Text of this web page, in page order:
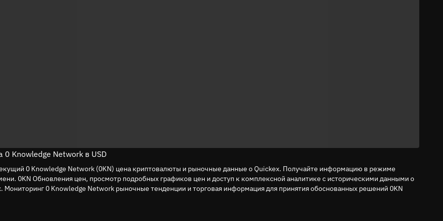
0 Knowledge Network в USD
0 Knowledge Network (0KN) цена криптовалюты и рыночные данные о Quickex. Получайте информацию в режиме
0KN Обновления цен, просмотр подробных графиков цен и доступ к комплексной аналитике с историческими данными о
Мониторинг 0 Knowledge Network рыночные тенденции и торговая информация для принятия обоснованных решений 0KN